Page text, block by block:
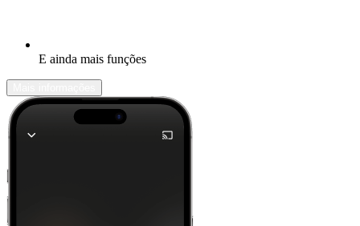
E ainda mais funções